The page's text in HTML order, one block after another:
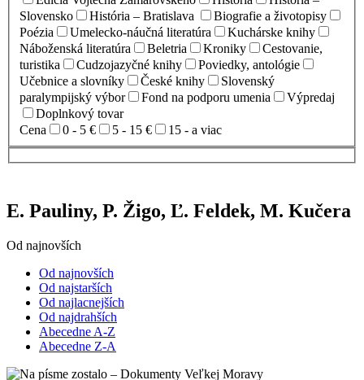
Slovensko
História – Bratislava
Biografie a životopisy
Poézia
Umelecko-náučná literatúra
Kuchárske knihy
Náboženská literatúra
Beletria Kroniky
Cestovanie,
turistika
Cudzojazyčné knihy
Poviedky, antológie
Učebnice a slovníky
České knihy
Slovenský
paralympijský výbor
Fond na podporu umenia
Výpredaj
Doplnkový tovar
Cena
0 - 5 € 5 - 15 € 15 - a viac
E. Pauliny, P. Žigo, Ľ. Feldek, M. Kučera
Od najnovších
Od najnovších
Od najstarších
Od najlacnejších
Od najdrahších
Abecedne A-Z
Abecedne Z-A